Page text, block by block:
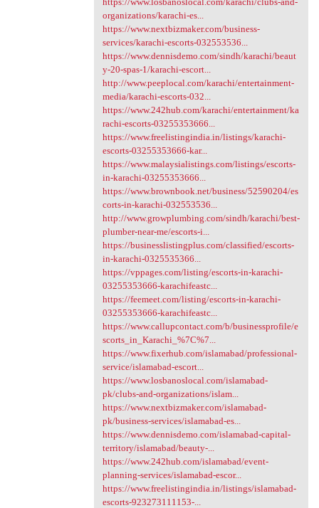
organizations/karachi-es...
https://www.nextbizmaker.com/business-
services/karachi-escorts-032553536...
https://www.dennisdemo.com/sindh/karachi/beaut
y-20-spas-1/karachi-escort...
http://www.peeplocal.com/karachi/entertainment-
media/karachi-escorts-032...
https://www.242hub.com/karachi/entertainment/ka
rachi-escorts-03255353666...
https://www.freelistingindia.in/listings/karachi-
escorts-03255353666-kar...
https://www.malaysialistings.com/listings/escorts-
in-karachi-03255353666...
https://www.brownbook.net/business/52590204/es
corts-in-karachi-032553536...
http://www.growplumbing.com/sindh/karachi/best-
plumber-near-me/escorts-i...
https://businesslistingplus.com/classified/escorts-
in-karachi-0325535366...
https://vppages.com/listing/escorts-in-karachi-
03255353666-karachifeastc...
https://feemeet.com/listing/escorts-in-karachi-
03255353666-karachifeastc...
https://www.callupcontact.com/b/businessprofile/e
scorts_in_Karachi_%7C%7...
https://www.fixerhub.com/islamabad/professional-
service/islamabad-escort...
https://www.losbanoslocal.com/islamabad-
pk/clubs-and-organizations/islam...
https://www.nextbizmaker.com/islamabad-
pk/business-services/islamabad-es...
https://www.dennisdemo.com/islamabad-capital-
territory/islamabad/beauty-...
https://www.242hub.com/islamabad/event-
planning-services/islamabad-escor...
https://www.freelistingindia.in/listings/islamabad-
escorts-923273111153-...